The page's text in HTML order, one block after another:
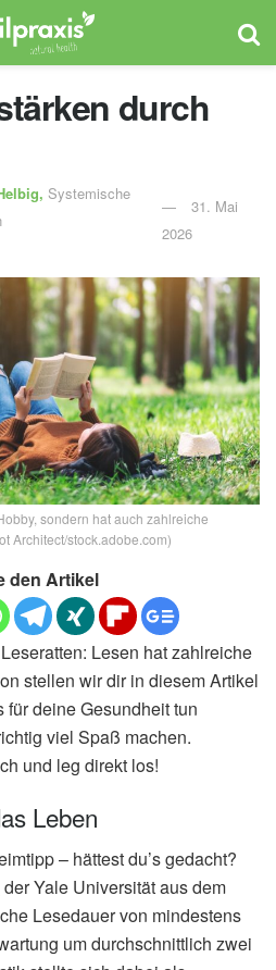
durch
Systemische
31. Mai
2026
sondern hat auch zahlreiche
Architect/stock.adobe.com)
den Artikel
Lesen hat zahlreiche
stellen wir dir in diesem Artikel
für deine Gesundheit tun
viel Spaß machen.
und leg direkt los!
Leben
– hättest du’s gedacht?
der Yale Universität aus dem
Lesedauer von mindestens
um durchschnittlich zwei